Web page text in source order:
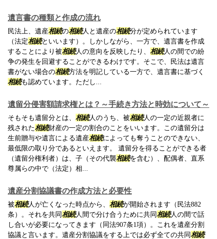
遺言書の種類と作成の流れ
民法上、遺産相続の相続人と遺産の相続分が定められています
（法定相続といいます）。しかしながら、一方で、遺言書を作成
することにより被相続人の意向を反映したり、 相続人の間での紛
争の発生を回避することができるわけです。そこで、民法は遺言
書がない場合の相続方法を明記している一方で、遺言書に基づく
相続も認めています。ただし...
遺留分侵害額請求権とは？～手続き方法と時効について～
そもそも遺留分とは、 相続人のうち、被相続人の一定の近親者に
残された相続財産の一定の割合のことをいいます。この遺留分は
生前贈与や遺言による遺産相続によっても奪うことのできない、
最低限の取り分であるといえます。 遺留分を得ることができる者
（遺留分権利者）は、子（その代襲相続を含む）、配偶者、直系
尊属らの中で（法定）相...
遺産分割協議書の作成方法と必要性
被相続人が亡くなった時点から、 相続が開始されます（民法882
条）。それを共同相続人間で分け合うために共同相続人の間で話
し合いが必要になってきます（同法907条1項）。これを遺産分割
協議と言います。遺産分割協議をする上では必ず全ての共同相続